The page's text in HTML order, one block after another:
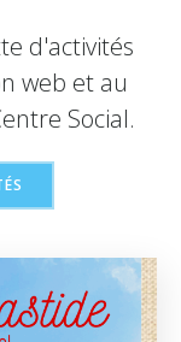
d'activités
web et au
Social.